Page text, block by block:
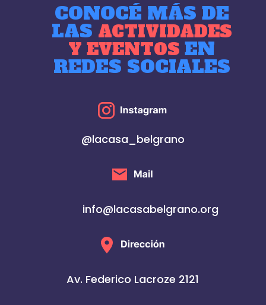
CONOCÉ MÁS DE
LAS ACTIVIDADES
Y EVENTOSEN
REDES SOCIALES
@lacasa_belgrano
info@lacasabelgrano.org
Av. Federico Lacroze 2121